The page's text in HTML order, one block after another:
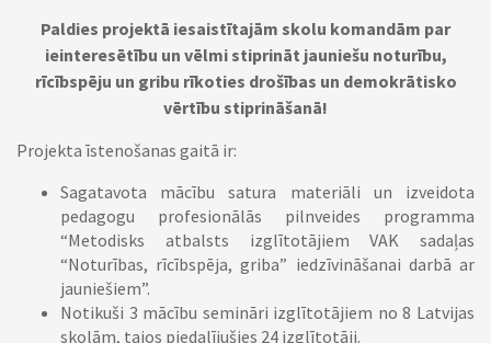
Paldies projektā iesaistītajām skolu komandām par
ieinteresētību un vēlmi stiprināt jauniešu noturību,
rīcībspēju un gribu rīkoties drošības un demokrātisko
vērtību stiprināšanā!
Projekta īstenošanas gaitā ir:
Sagatavota mācību satura materiāli un izveidota
pedagogu profesionālās pilnveides programma
“Metodisks atbalsts izglītotājiem VAK sadaļas
“Noturības, rīcībspēja, griba” iedzīvināšanai darbā ar
jauniešiem”.
Notikuši 3 mācību semināri izglītotājiem no 8 Latvijas
skolām, tajos piedalījušies 24 izglītotāji.